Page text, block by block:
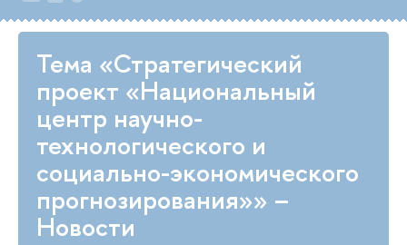
Тема «Стратегический
проект «Национальный
центр научно-
технологического и
социально-экономического
прогнозирования»» –
Новости